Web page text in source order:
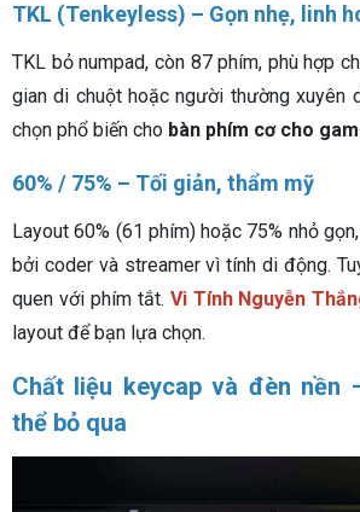
TKL (Tenkeyless) – Gọn nhẹ, linh
TKL bỏ numpad, còn 87 phím, phù hợp
gian di chuột hoặc người thường xuyên
chọn phổ biến cho bàn phím cơ cho
60% / 75% – Tối giản, thẩm mỹ
Layout 60% (61 phím) hoặc 75% nhỏ
bởi coder và streamer vì tính di động.
quen với phím tắt. Vi Tính Nguyễn
layout để bạn lựa chọn.
Chất liệu keycap và đèn nền
thể bỏ qua